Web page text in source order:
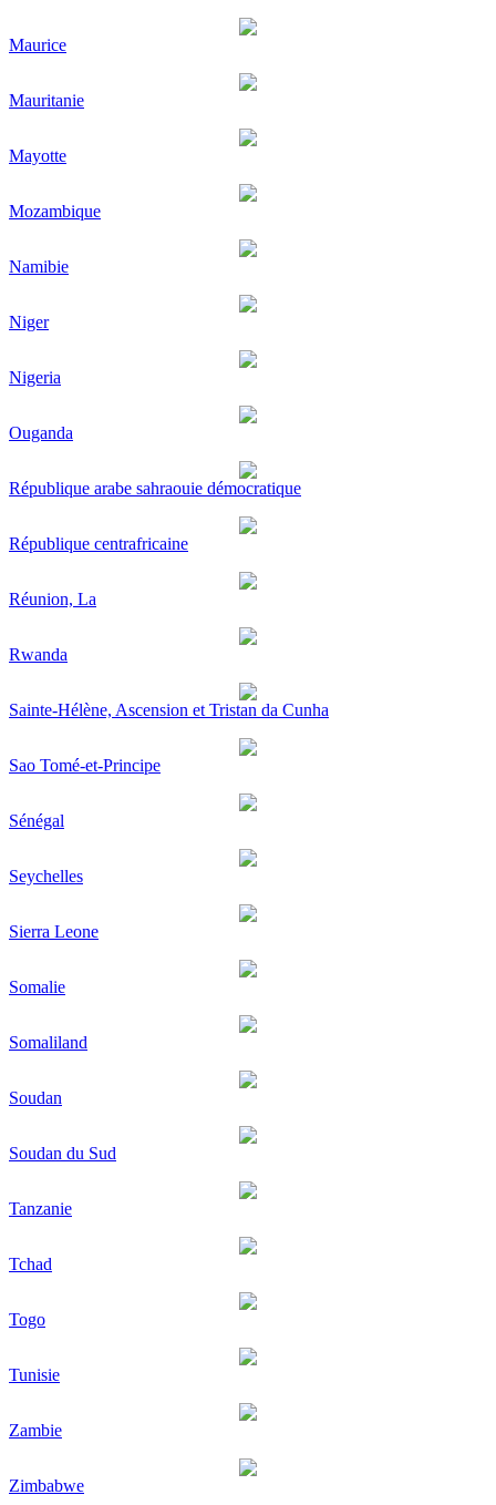
Maurice
Mauritanie
Mayotte
Mozambique
Namibie
Niger
Nigeria
Ouganda
République arabe sahraouie démocratique
République centrafricaine
Réunion, La
Rwanda
Sainte-Hélène, Ascension et Tristan da Cunha
Sao Tomé-et-Principe
Sénégal
Seychelles
Sierra Leone
Somalie
Somaliland
Soudan
Soudan du Sud
Tanzanie
Tchad
Togo
Tunisie
Zambie
Zimbabwe